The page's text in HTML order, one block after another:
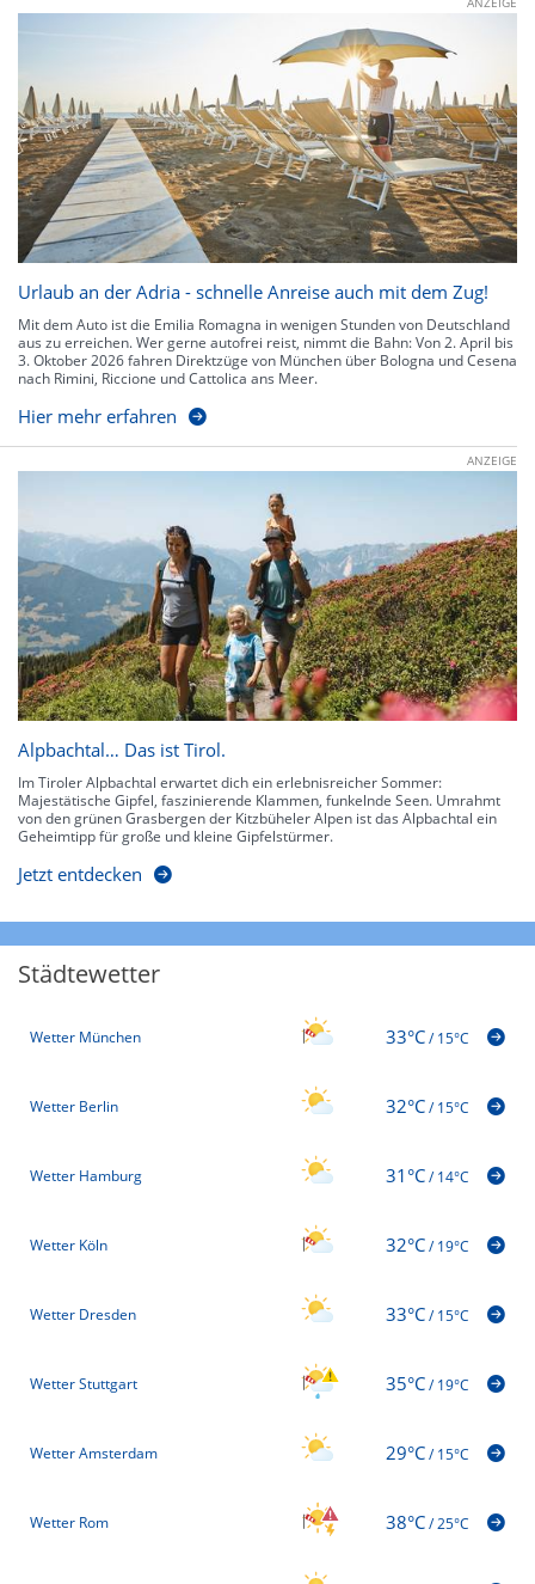
Urlaub an der Adria - schnelle Anreise auch mit dem Zug!
Mit dem Auto ist die Emilia Romagna in wenigen Stunden von Deutschland
aus zu erreichen. Wer gerne autofrei reist, nimmt die Bahn: Von 2. April bis
3. Oktober 2026 fahren Direktzüge von München über Bologna und Cesena
nach Rimini, Riccione und Cattolica ans Meer.
Hier mehr erfahren
ANZEIGE
Alpbachtal… Das ist Tirol.
Im Tiroler Alpbachtal erwartet dich ein erlebnisreicher Sommer:
Majestätische Gipfel, faszinierende Klammen, funkelnde Seen. Umrahmt
von den grünen Grasbergen der Kitzbüheler Alpen ist das Alpbachtal ein
Geheimtipp für große und kleine Gipfelstürmer.
Jetzt entdecken
Städtewetter
Wetter München 33°C/15°C
Wetter Berlin 32°C/15°C
Wetter Hamburg 31°C/14°C
Wetter Köln 32°C/19°C
Wetter Dresden 33°C/15°C
Wetter Stuttgart 35°C/19°C
Wetter Amsterdam 29°C/15°C
Wetter Rom 38°C/25°C